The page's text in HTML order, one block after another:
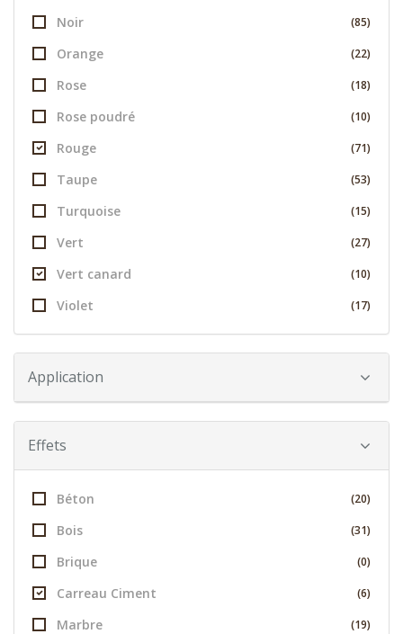
Noir (85)
Orange (22)
Rose (18)
Rose poudré (10)
Rouge (71)
Taupe (53)
Turquoise (15)
Vert (27)
Vert canard (10)
Violet (17)
Application
Effets
Béton (20)
Bois (31)
Brique (0)
Carreau Ciment (6)
Marbre (19)